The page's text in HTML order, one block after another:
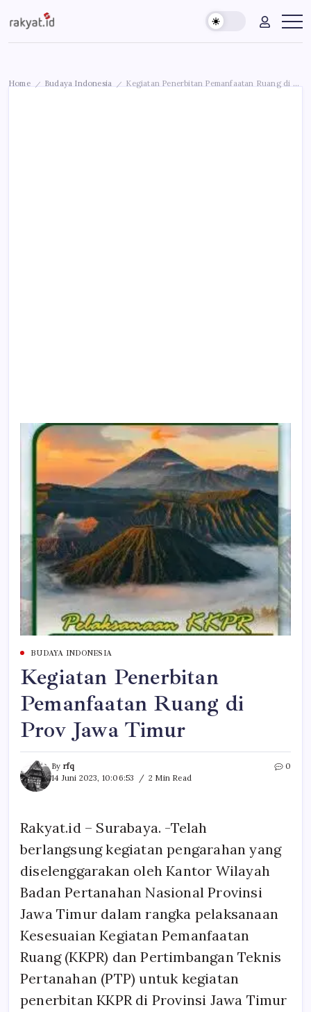
to
content
Rakyat.id
Edukasi
Masyarakat
Home / Budaya Indonesia / Kegiatan Penerbitan Pemanfaatan Ruang di Prov Jawa Timur
BUDAYA INDONESIA
Kegiatan Penerbitan
Pemanfaatan Ruang di
Prov Jawa Timur
By rfq
14 Juni 2023, 10:06:53
2 Min Read
0
Rakyat.id – Surabaya. -Telah
berlangsung kegiatan pengarahan yang
diselenggarakan oleh Kantor Wilayah
Badan Pertanahan Nasional Provinsi
Jawa Timur dalam rangka pelaksanaan
Kesesuaian Kegiatan Pemanfaatan
Ruang (KKPR) dan Pertimbangan Teknis
Pertanahan (PTP) untuk kegiatan
penerbitan KKPR di Provinsi Jawa Timur